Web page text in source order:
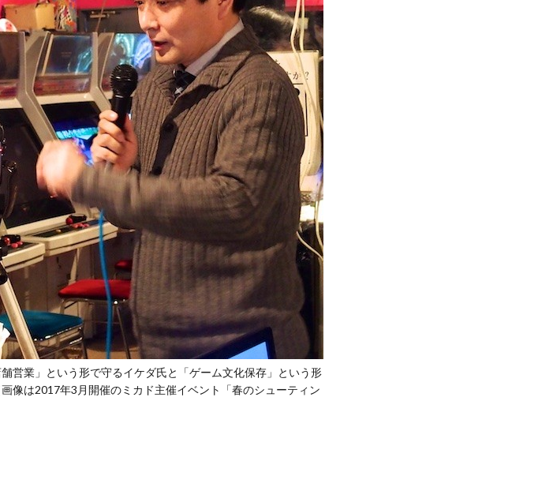
営業」という形で守るイケダ氏と「ゲーム文化保存」という形
像は2017年3月開催のミカド主催イベント「春のシューティン